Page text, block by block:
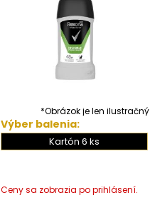
*Obrázok je len ilustračný
Výber balenia:
Kartón 6 ks